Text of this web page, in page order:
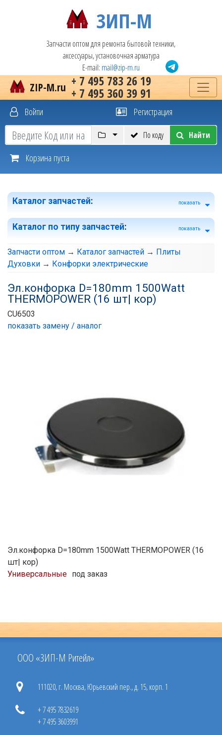
ЗИП-М
Запчасти оптом для ремонта бытовой техники,
аксессуары, установочная арматура
E-mail: mail@zip-m.ru
+ 7 495 783 26 19
+ 7 495 360 39 91
ZIP-M.ru
Войти Регистрация
По коду Найти
Корзина пуста
Каталог запчастей: показать
Каталог по типу запчастей: показать
Запчасти оптом → Каталог запчастей → Плиты
Духовки → Конфорки электрические
Эл.конфорка D=180mm 1500Watt
THERMOPOWER (16 шт| кор)
CU6503
показать замену / аналог
Эл.конфорка D=180mm 1500Watt THERMOPOWER (16
шт| кор)
Универсальные под заказ
ООО «ЗИП-М Ритейл»
111020, г. Москва, Юрьевский пер., д. 15, корп. 1
+ 7 495 7832619
+ 7 495 3603991